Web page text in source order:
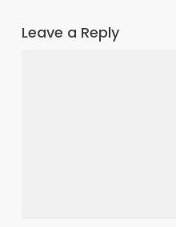
Leave a Reply